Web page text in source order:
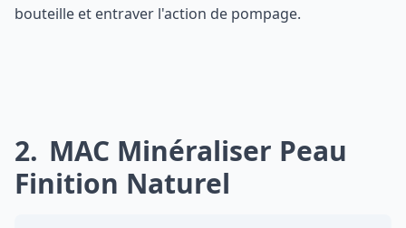
bouteille et entraver l'action de pompage.
2 MAC Minéraliser Peau
Finition Naturel